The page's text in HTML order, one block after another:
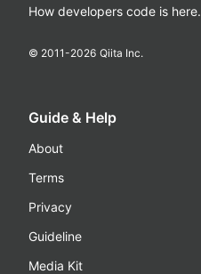
How developers code is here.
© 2011-2026 Qiita Inc.
Guide & Help
About
Terms
Privacy
Guideline
Media Kit